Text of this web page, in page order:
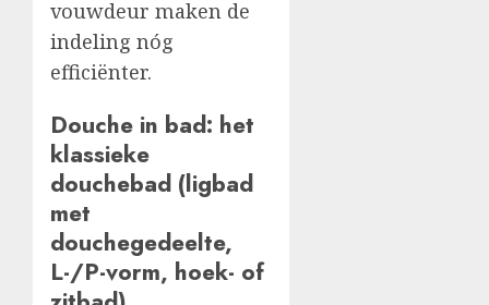
vouwdeur maken de
indeling nóg
efficiënter.
Douche in bad: het
klassieke
douchebad (ligbad
met
douchegedeelte,
L-/P-vorm, hoek- of